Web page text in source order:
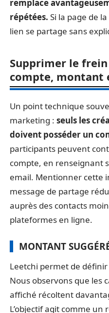
remplace
répétées. Si la page de
lien se partage sans
Supprimer le
compte, montant
Un point technique
marketing : seuls les
doivent posséder un
participants peuvent
compte, en renseignant
email. Mentionner cette
message de partage
auprès des contacts
plateformes en ligne.
MONTANT
Leetchi permet de
Nous observons que les
affiché récoltent
L’objectif agit comme un